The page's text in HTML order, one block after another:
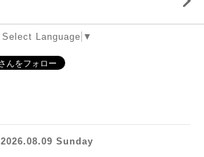
Select Language ▼
2026.08.09 Sunday